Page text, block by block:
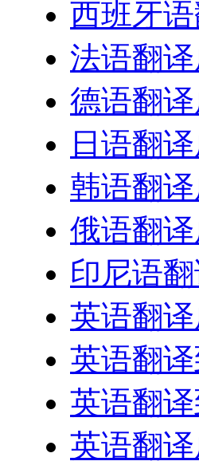
西班牙
法语翻
德语翻
日语翻
韩语翻
俄语翻
印尼语
英语翻
英语翻
英语翻
英语翻